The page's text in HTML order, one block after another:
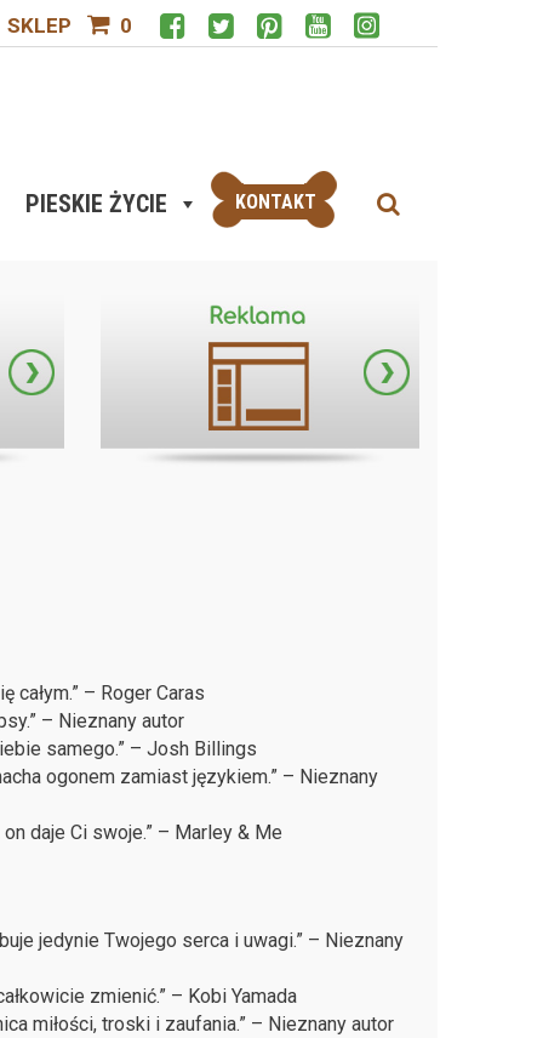
SKLEP 0
PIESKIE ŻYCIE KONTAKT
– Roger Caras
– Nieznany autor
samego.” – Josh Billings
ogonem zamiast językiem.” – Nieznany
daje Ci swoje.” – Marley & Me
jedynie Twojego serca i uwagi.” – Nieznany
zmienić.” – Kobi Yamada
miłości, troski i zaufania.” – Nieznany autor